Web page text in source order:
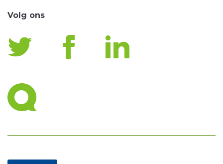
Volg ons